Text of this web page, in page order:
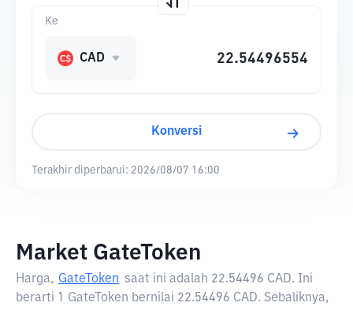
Ke
CAD
Konversi
Terakhir diperbarui: 2026/08/07 16:00
Market GateToken
Harga, GateToken saat ini adalah 22.54496 CAD. Ini
berarti 1 GateToken bernilai 22.54496 CAD. Sebaliknya,